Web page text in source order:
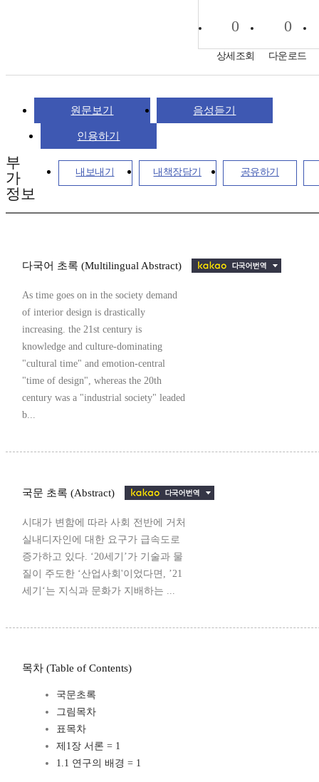
0
상세조회
0
다운로드
원문보기 음성듣기
인용하기
내보내기 내책장담기 공유하기
부
가
정보
다국어 초록 (Multilingual Abstract)
As time goes on in the society demand
of interior design is drastically
increasing. the 21st century is
knowledge and culture-dominating
"cultural time" and emotion-central
"time of design", whereas the 20th
century was a "industrial society" leaded
b...
국문 초록 (Abstract)
시대가 변함에 따라 사회 전반에 거처
실내디자인에 대한 요구가 급속도로
증가하고 있다. ‘20세기’가 기술과 물
질이 주도한 ‘산업사회'이었다면, ’21
세기‘는 지식과 문화가 지배하는 ...
목차 (Table of Contents)
국문초록
그림목차
표목차
제1장 서론 = 1
1.1 연구의 배경 = 1